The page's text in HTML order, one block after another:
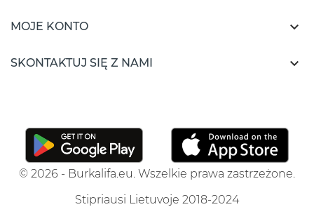
MOJE KONTO 
SKONTAKTUJ SIĘ Z NAMI 
© 2026 - Burkalifa.eu. Wszelkie prawa zastrzeżone.
Stipriausi Lietuvoje 2018-2024